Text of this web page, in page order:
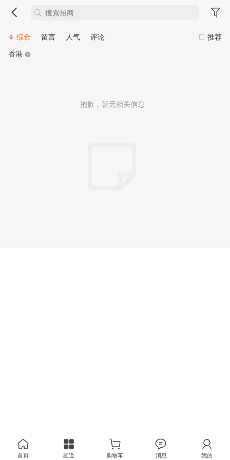
推荐
综合 留言 人气
评论
香港
抱歉，暂无相关信息
首页 频道 购物车 消息 我的